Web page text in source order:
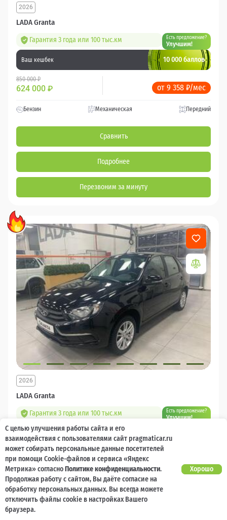
LADA Granta
2026
Гарантия 3 года или 100 тыс.км Есть предложение?
Улучшим!
Ваш кешбек 10 000 баллов
850 000 ₽
624 000 ₽ от 9 358 ₽/мес
Бензин Механическая Передний
Сравнить
Подробнее
Перезвоним за минуту
LADA Granta
2026
Гарантия 3 года или 100 тыс.км Есть предложение?
Улучшим!
Ваш кешбек
1 218 000 ₽
904 400₽
Бензин Механическая
С целью улучшения работы сайта и его
взаимодействия с пользователями сайт pragmaticar.ru
может собирать персональные данные посетителей
при помощи Cookie-файлов и сервиса «Яндекс
Метрика» согласноПолитике конфиденциальности.
Продолжая работу с сайтом, Вы даёте согласие на
обработку персональных данных. Вы всегда можете
отключить файлы cookie в настройках Вашего
браузера.
Хорошо